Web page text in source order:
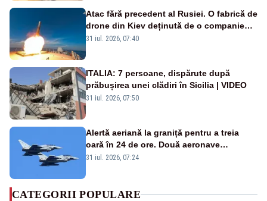
Atac fără precedent al Rusiei. O fabrică de
drone din Kiev deținută de o companie
americană, distrusă de o rachetă
31 iul. 2026, 07:40
ITALIA: 7 persoane, dispărute după
prăbușirea unei clădiri în Sicilia | VIDEO
31 iul. 2026, 07:50
Alertă aeriană la graniță pentru a treia
oară în 24 de ore. Două aeronave
Eurofighter britanice au fost ridicate de la
31 iul. 2026, 07:24
CATEGORII POPULARE